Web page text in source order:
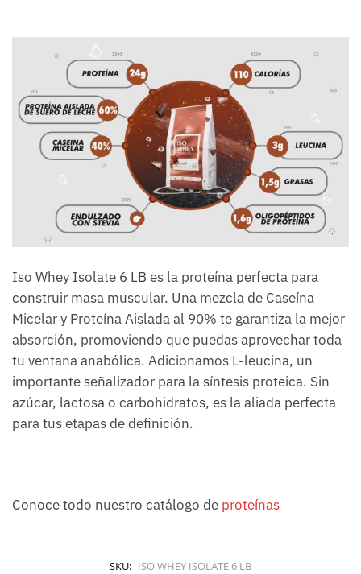
Iso Whey Isolate 6 LB es la proteína perfecta para
construir masa muscular. Una mezcla de Caseína
Micelar y Proteína Aislada al 90% te garantiza la mejor
absorción, promoviendo que puedas aprovechar toda
tu ventana anabólica. Adicionamos L-leucina, un
importante señalizador para la síntesis proteica. Sin
azúcar, lactosa o carbohidratos, es la aliada perfecta
para tus etapas de definición.
Conoce todo nuestro catálogo de proteínas
SKU: ISO WHEY ISOLATE 6 LB